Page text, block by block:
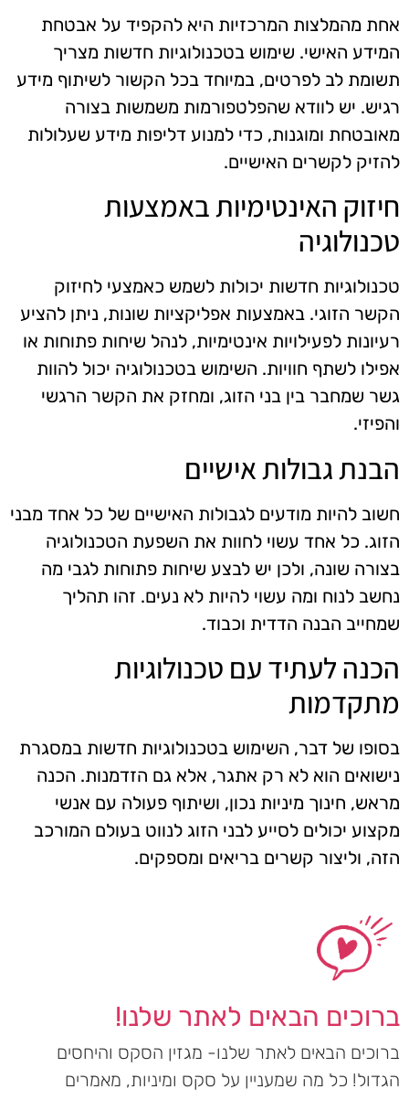
אחת מהמלצות המרכזיות היא להקפיד על אבטחת
המידע האישי. שימוש בטכנולוגיות חדשות מצריך
תשומת לב לפרטים, במיוחד בכל הקשור לשיתוף מידע
רגיש. יש לוודא שהפלטפורמות משמשות בצורה
מאובטחת ומוגנות, כדי למנוע דליפות מידע שעלולות
להזיק לקשרים האישיים.
חיזוק האינטימיות באמצעות
טכנולוגיה
טכנולוגיות חדשות יכולות לשמש כאמצעי לחיזוק
הקשר הזוגי. באמצעות אפליקציות שונות, ניתן להציע
רעיונות לפעילויות אינטימיות, לנהל שיחות פתוחות או
אפילו לשתף חוויות. השימוש בטכנולוגיה יכול להוות
גשר שמחבר בין בני הזוג, ומחזק את הקשר הרגשי
והפיזי.
הבנת גבולות אישיים
חשוב להיות מודעים לגבולות האישיים של כל אחד מבני
הזוג. כל אחד עשוי לחוות את השפעת הטכנולוגיה
בצורה שונה, ולכן יש לבצע שיחות פתוחות לגבי מה
נחשב לנוח ומה עשוי להיות לא נעים. זהו תהליך
שמחייב הבנה הדדית וכבוד.
הכנה לעתיד עם טכנולוגיות
מתקדמות
בסופו של דבר, השימוש בטכנולוגיות חדשות במסגרת
נישואים הוא לא רק אתגר, אלא גם הזדמנות. הכנה
מראש, חינוך מיניות נכון, ושיתוף פעולה עם אנשי
מקצוע יכולים לסייע לבני הזוג לנווט בעולם המורכב
הזה, וליצור קשרים בריאים ומספקים.
ברוכים הבאים לאתר שלנו!
ברוכים הבאים לאתר שלנו- מגזין הסקס והיחסים
הגדול! כל מה שמעניין על סקס ומיניות, מאמרים